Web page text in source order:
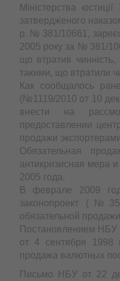
Міністерства
затвердженого
р. № 381/10661,
2005 року за № 381/
що втратив
такими, що втратили
Как сообщалось
(№1119/2010 от 10
внести на
предоставлении
продажи
Обязательная
антикризисная мера
2005 года.
В феврале 2009
законопроект
обязательной
Постановлением
от 4 сентября 1998
продажа валютных
Письмо НБУ от 22